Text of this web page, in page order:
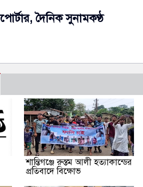
দৈনিক সুনামকণ্ঠ
শান্তিগঞ্জে রুস্তম আলী হত্যাকান্ডের
প্রতিবাদে বিক্ষোভ